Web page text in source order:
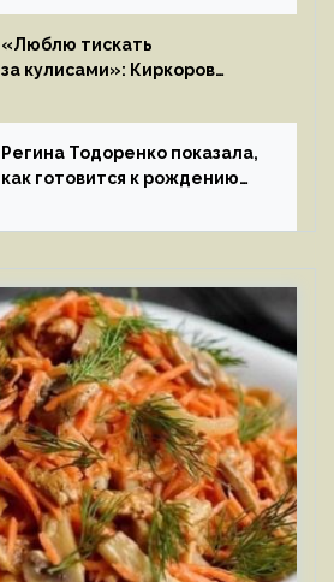
«Люблю тискать
за кулисами»: Киркоров
к молодой особе
Регина Тодоренко показала,
как готовится к рождению